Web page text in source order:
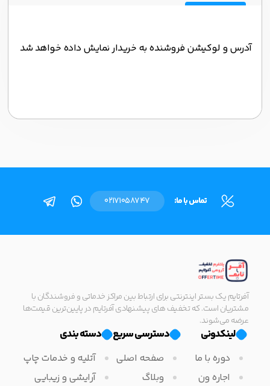
آدرس و لوکیشن فروشنده به خریدار نمایش داده خواهد شد
تماس با ما: 02171058747
آفرتایم یک بستر اینترنتی برای ارتباط بین مراکز خدماتی و فروشندگان با
مشتریان است. که تخفیف های پیشنهادی آفرتایم در پایین‌ترین قیمت‌ها
عرضه می‌شوند.
لینکدونی
دوره با ما
اجاره ون
دسترسی سریع
صفحه اصلی
وبلاگ
دسته بندی
آتلیه و خدمات چاپ
آرایشی و زیبایی